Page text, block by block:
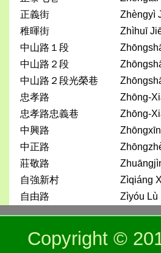
正義街
Zhèngyì
稚暉街
Zhìhuī
中山路１段
中山路２段
中山路２段光榮巷
忠孝路
Zhōng-
忠孝路忠義巷
Zhōng-
中興路
中正路
莊敬路
自強新村
Zìqiáng
自由路
Zìyóu Lù
Copyright ©